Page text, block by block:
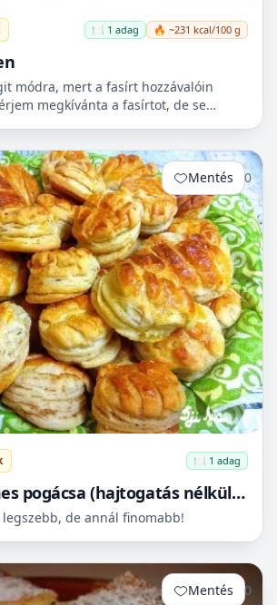
🍽️ 1 adag 🔥 ~231 kcal/100 g
módra, mert a fasírt hozzávalóin
megkívánta a fasírtot, de se
Mentés 0
🍽️ 1 adag
pogácsa (hajtogatás nélkül is
de annál finomabb!
Mentés 0